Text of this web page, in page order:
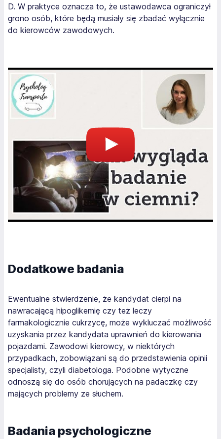
D. W praktyce oznacza to, że ustawodawca ograniczył
grono osób, które będą musiały się zbadać wyłącznie
do kierowców zawodowych.
Dodatkowe badania
Ewentualne stwierdzenie, że kandydat cierpi na
nawracającą hipoglikemię czy też leczy
farmakologicznie cukrzycę, może wykluczać możliwość
uzyskania przez kandydata uprawnień do kierowania
pojazdami. Zawodowi kierowcy, w niektórych
przypadkach, zobowiązani są do przedstawienia opinii
specjalisty, czyli diabetologa. Podobne wytyczne
odnoszą się do osób chorujących na padaczkę czy
mających problemy ze słuchem.
Badania psychologiczne